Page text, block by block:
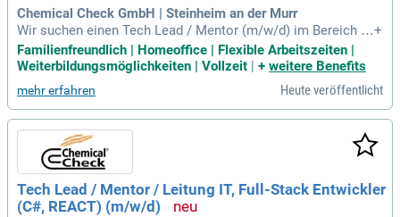
Chemical Check GmbH | Steinheim an der Murr
Wir suchen einen Tech Lead / Mentor (m/w/d) im Bereich F
ull-Stack-Entwicklung (C#, REACT). Als führende Digital-Arc
hitekten verwandeln wir komplexe gesetzliche Anforderunge
n in innovative digitale Workflows. Mit über 30 Jahren Erfah
rung setzen wir den Goldstandard für KMUs und Konzerne u
nd bieten eine familiäre Unternehmenskultur mit einem stab
ilen Team von 50 Mitarbeitern. Dein Fokus liegt auf saubere
n Code und inspirierenden Code-Reviews, wobei du unsere I
T-Strategie entscheidend mitgestaltest. Du agierst als Coac
h für unser Team und optimierst unsere Toolchain mit Tech
nologien wie SonarQube und Grafana. Werde Teil unserer Vi
sion für nachhaltiges Handeln und Familienfreundlichkeit!
+
Familienfreundlich | Homeoffice | Flexible Arbeitszeiten |
Weiterbildungsmöglichkeiten | Vollzeit | + weitere Benefits
mehr erfahren Heute veröffentlicht
Tech Lead / Mentor / Leitung IT, Full-Stack Entwickler
(C#, REACT) (m/w/d)